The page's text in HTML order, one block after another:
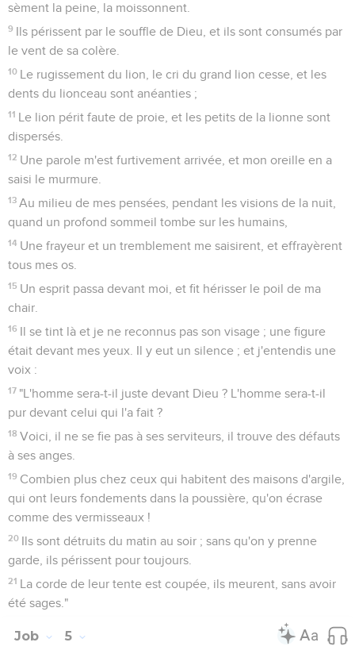
sèment la peine, la moissonnent.
9 Ils périssent par le souffle de Dieu, et ils sont consumés par
le vent de sa colère.
10 Le rugissement du lion, le cri du grand lion cesse, et les
dents du lionceau sont anéanties ;
11 Le lion périt faute de proie, et les petits de la lionne sont
dispersés.
12 Une parole m'est furtivement arrivée, et mon oreille en a
saisi le murmure.
13 Au milieu de mes pensées, pendant les visions de la nuit,
quand un profond sommeil tombe sur les humains,
14 Une frayeur et un tremblement me saisirent, et effrayèrent
tous mes os.
15 Un esprit passa devant moi, et fit hérisser le poil de ma
chair.
16 Il se tint là et je ne reconnus pas son visage ; une figure
était devant mes yeux. Il y eut un silence ; et j'entendis une
voix :
17 "L'homme sera-t-il juste devant Dieu ? L'homme sera-t-il
pur devant celui qui l'a fait ?
18 Voici, il ne se fie pas à ses serviteurs, il trouve des défauts
à ses anges.
19 Combien plus chez ceux qui habitent des maisons d'argile,
qui ont leurs fondements dans la poussière, qu'on écrase
comme des vermisseaux !
20 Ils sont détruits du matin au soir ; sans qu'on y prenne
garde, ils périssent pour toujours.
21 La corde de leur tente est coupée, ils meurent, sans avoir
été sages."
Job 5